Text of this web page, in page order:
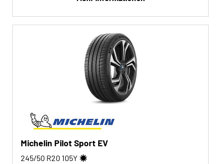
Michelin Pilot Sport EV
245/50 R20 105Y